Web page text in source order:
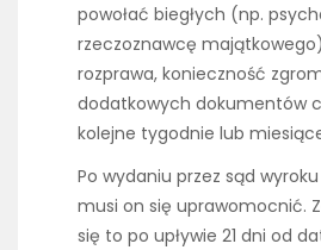
powołać biegłych (np.
rzeczoznawcę
rozprawa, konieczność
dodatkowych dokumentów
kolejne tygodnie lub
Po wydaniu przez sąd
musi on się uprawomocnić.
się to po upływie 21 dni od